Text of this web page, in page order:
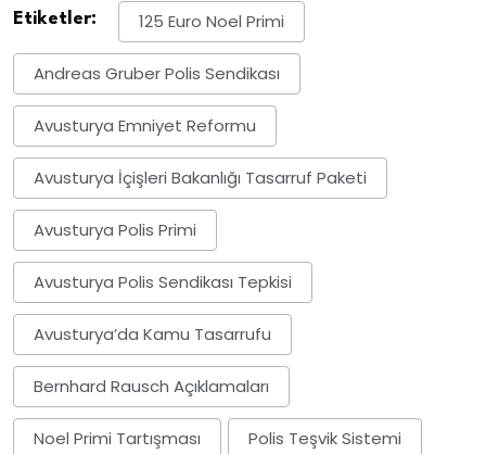
Etiketler: 125 Euro Noel Primi
Andreas Gruber Polis Sendikası
Avusturya Emniyet Reformu
Avusturya İçişleri Bakanlığı Tasarruf Paketi
Avusturya Polis Primi
Avusturya Polis Sendikası Tepkisi
Avusturya’da Kamu Tasarrufu
Bernhard Rausch Açıklamaları
Noel Primi Tartışması Polis Teşvik Sistemi